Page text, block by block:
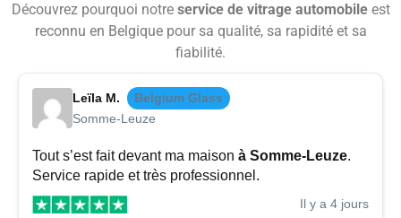
Découvrez pourquoi notre service de vitrage automobileest
reconnu en Belgique pour sa qualité, sa rapidité et sa
fiabilité.
Leïla M.
Belgium Glass
Somme-Leuze
Tout s’est fait devant ma maison à Somme-Leuze.
Service rapide et très professionnel.
Il y a 4 jours